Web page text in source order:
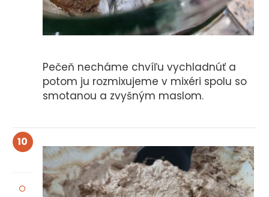
Pečeň necháme chvíľu vychladnúť a
potom ju rozmixujeme v mixéri spolu so
smotanou a zvyšným maslom.
10